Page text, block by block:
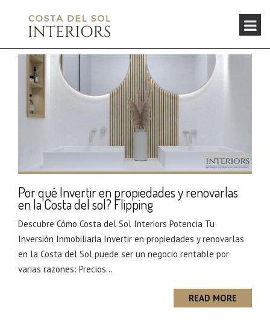
Por qué Invertir en propiedades y renovarlas
en la Costa del sol? Flipping
Descubre Cómo Costa del Sol Interiors Potencia Tu
Inversión Inmobiliaria Invertir en propiedades y renovarlas
en la Costa del Sol puede ser un negocio rentable por
varias razones: Precios...
READ MORE